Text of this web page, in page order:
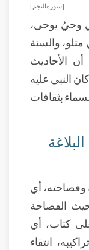
[ سورة النجم ]
وحيٌ يوحى،
والسنة
الأحاديث
النبي عليه
بثقافات
وفصاحته، أي
الفصاحة
كتاب، أي
انتقاء